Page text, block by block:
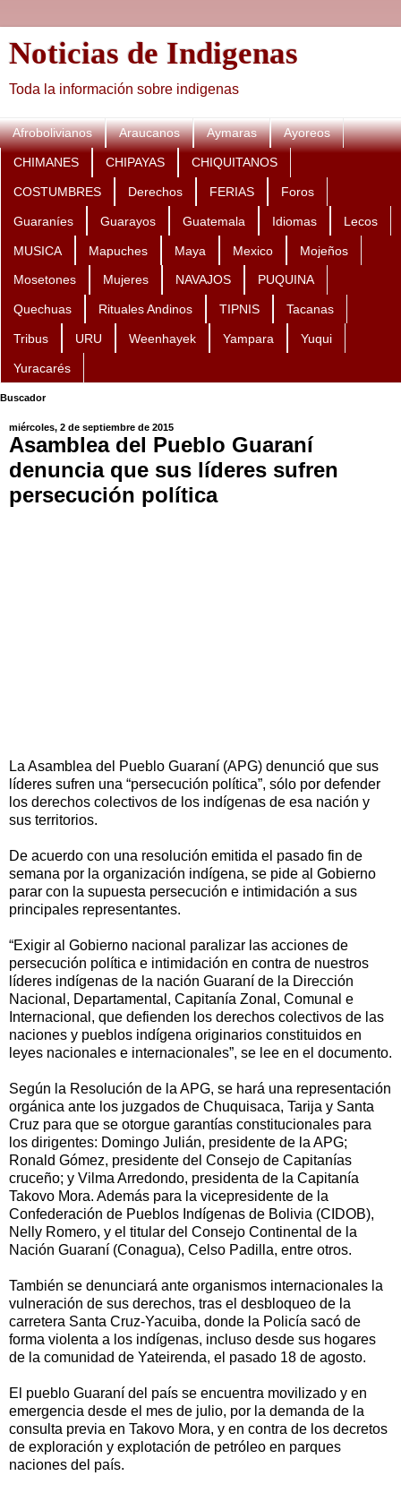
Noticias de Indigenas
Toda la información sobre indigenas
Afrobolivianos Araucanos Aymaras Ayoreos
CHIMANES CHIPAYAS CHIQUITANOS
COSTUMBRES Derechos FERIAS Foros
Guaraníes Guarayos Guatemala Idiomas Lecos
MUSICA Mapuches Maya Mexico Mojeños
Mosetones Mujeres NAVAJOS PUQUINA
Quechuas Rituales Andinos TIPNIS Tacanas
Tribus URU Weenhayek Yampara Yuqui
Yuracarés
Buscador
miércoles, 2 de septiembre de 2015
Asamblea del Pueblo Guaraní
denuncia que sus líderes sufren
persecución política
La Asamblea del Pueblo Guaraní (APG) denunció que sus
líderes sufren una “persecución política”, sólo por defender
los derechos colectivos de los indígenas de esa nación y
sus territorios.
De acuerdo con una resolución emitida el pasado fin de
semana por la organización indígena, se pide al Gobierno
parar con la supuesta persecución e intimidación a sus
principales representantes.
“Exigir al Gobierno nacional paralizar las acciones de
persecución política e intimidación en contra de nuestros
líderes indígenas de la nación Guaraní de la Dirección
Nacional, Departamental, Capitanía Zonal, Comunal e
Internacional, que defienden los derechos colectivos de las
naciones y pueblos indígena originarios constituidos en
leyes nacionales e internacionales”, se lee en el documento.
Según la Resolución de la APG, se hará una representación
orgánica ante los juzgados de Chuquisaca, Tarija y Santa
Cruz para que se otorgue garantías constitucionales para
los dirigentes: Domingo Julián, presidente de la APG;
Ronald Gómez, presidente del Consejo de Capitanías
cruceño; y Vilma Arredondo, presidenta de la Capitanía
Takovo Mora. Además para la vicepresidente de la
Confederación de Pueblos Indígenas de Bolivia (CIDOB),
Nelly Romero, y el titular del Consejo Continental de la
Nación Guaraní (Conagua), Celso Padilla, entre otros.
También se denunciará ante organismos internacionales la
vulneración de sus derechos, tras el desbloqueo de la
carretera Santa Cruz-Yacuiba, donde la Policía sacó de
forma violenta a los indígenas, incluso desde sus hogares
de la comunidad de Yateirenda, el pasado 18 de agosto.
El pueblo Guaraní del país se encuentra movilizado y en
emergencia desde el mes de julio, por la demanda de la
consulta previa en Takovo Mora, y en contra de los decretos
de exploración y explotación de petróleo en parques
naciones del país.